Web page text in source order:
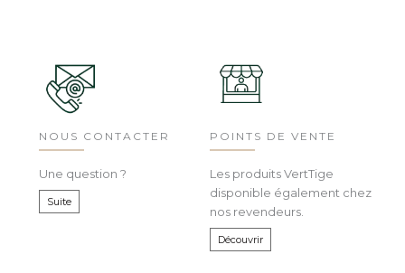
NOUS CONTACTER
Une question ?
Suite
POINTS DE VENTE
Les produits VertTige
disponible également chez
nos revendeurs.
Découvrir